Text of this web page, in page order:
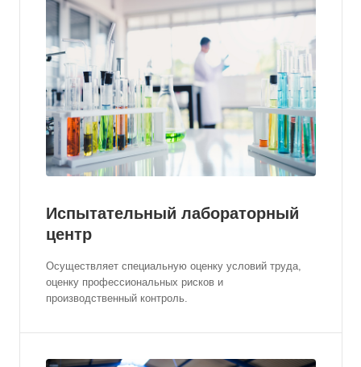
Испытательный лабораторный
центр
Осуществляет специальную оценку условий труда,
оценку профессиональных рисков и
производственный контроль.